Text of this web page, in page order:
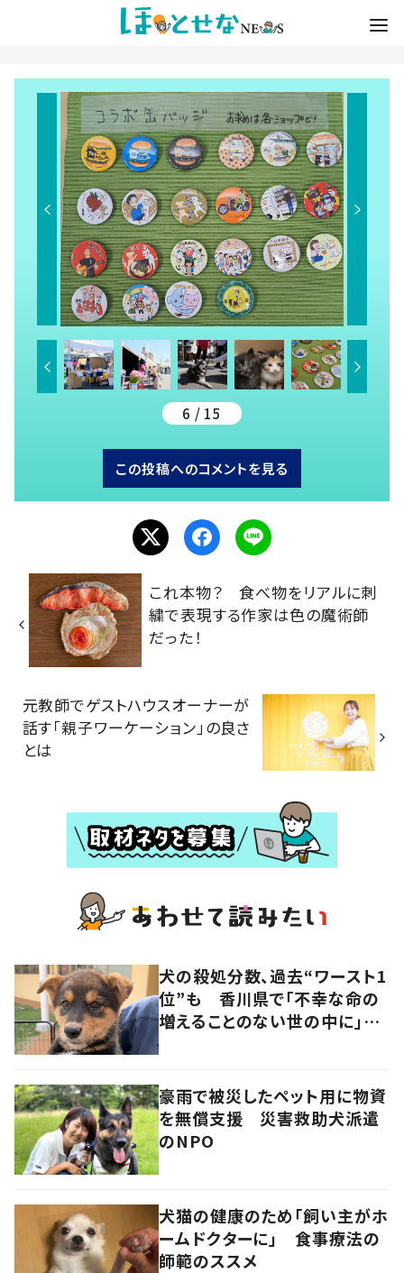
6 / 15
この投稿へのコメントを見る
これ本物？ 食べ物をリアルに刺
繍で表現する作家は色の魔術師
だった！
元教師でゲストハウスオーナーが
話す「親子ワーケーション」の良さ
とは
犬の殺処分数、過去“ワースト1
位”も 香川県で「不幸な命の
増えることのない世の中に」と
豪雨で被災したペット用に物資
を無償支援 災害救助犬派遣
のNPO
犬猫の健康のため「飼い主がホ
ームドクターに」 食事療法の
師範のススメ